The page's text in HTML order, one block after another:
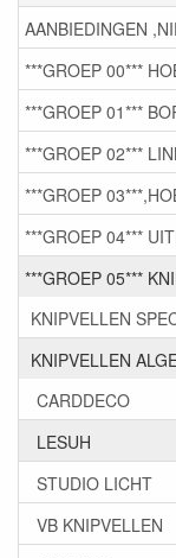
AANBIEDINGEN
***GROEP 00***
***GROEP 01***
***GROEP 02***
***GROEP
***GROEP 04***
***GROEP 05***
KNIPVELLEN
KNIPVELLEN
CARDDECO
LESUH
STUDIO LICHT
VB KNIPVELLEN